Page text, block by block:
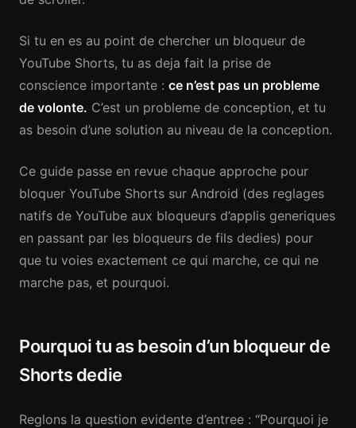
Si tu en es au point de chercher un bloqueur de
YouTube Shorts, tu as deja fait la prise de
conscience importante : ce n’est pas un probleme
de volonte. C’est un probleme de conception, et tu
as besoin d’une solution au niveau de la conception.
Ce guide passe en revue chaque approche pour
bloquer YouTube Shorts sur Android (des reglages
natifs de YouTube aux bloqueurs d’applis generiques
en passant par les bloqueurs de fils dedies) pour
que tu voies exactement ce qui marche, ce qui ne
marche pas, et pourquoi.
Pourquoi tu as besoin d’un bloqueur de
Shorts dedie
Reglons la question evidente d’entree : “Pourquoi je